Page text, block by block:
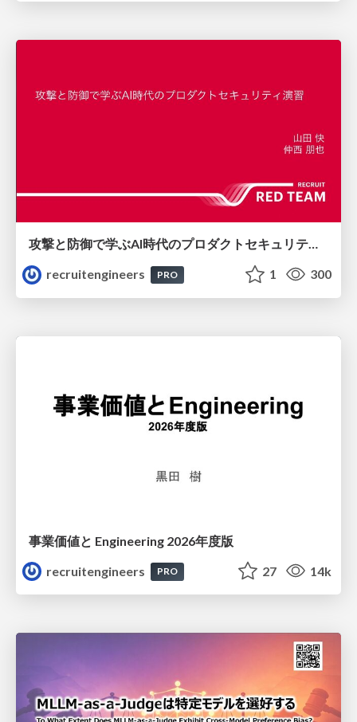
攻撃と防御で学ぶAI時代のプロダクトセキュリティ演習
recruitengineers
PRO 1 300
事業価値と Engineering 2026年度版
recruitengineers
PRO 27 14k